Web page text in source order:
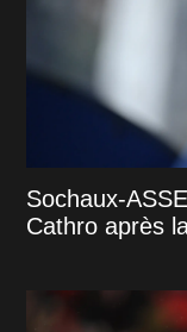
Sochaux-
Cathro après